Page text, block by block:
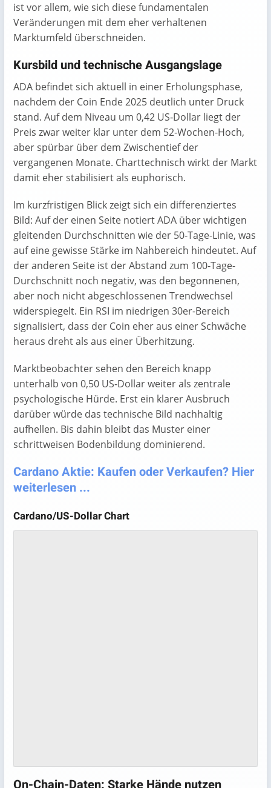
ist vor allem, wie sich diese fundamentalen
Veränderungen mit dem eher verhaltenen
Marktumfeld überschneiden.
Kursbild und technische Ausgangslage
ADA befindet sich aktuell in einer Erholungsphase,
nachdem der Coin Ende 2025 deutlich unter Druck
stand. Auf dem Niveau um 0,42 US‑Dollar liegt der
Preis zwar weiter klar unter dem 52‑Wochen-Hoch,
aber spürbar über dem Zwischentief der
vergangenen Monate. Charttechnisch wirkt der Markt
damit eher stabilisiert als euphorisch.
Im kurzfristigen Blick zeigt sich ein differenziertes
Bild: Auf der einen Seite notiert ADA über wichtigen
gleitenden Durchschnitten wie der 50‑Tage-Linie, was
auf eine gewisse Stärke im Nahbereich hindeutet. Auf
der anderen Seite ist der Abstand zum 100‑Tage-
Durchschnitt noch negativ, was den begonnenen,
aber noch nicht abgeschlossenen Trendwechsel
widerspiegelt. Ein RSI im niedrigen 30er-Bereich
signalisiert, dass der Coin eher aus einer Schwäche
heraus dreht als aus einer Überhitzung.
Marktbeobachter sehen den Bereich knapp
unterhalb von 0,50 US‑Dollar weiter als zentrale
psychologische Hürde. Erst ein klarer Ausbruch
darüber würde das technische Bild nachhaltig
aufhellen. Bis dahin bleibt das Muster einer
schrittweisen Bodenbildung dominierend.
Cardano Aktie: Kaufen oder Verkaufen? Hier
weiterlesen ...
Cardano/US-Dollar Chart
On-Chain-Daten: Starke Hände nutzen